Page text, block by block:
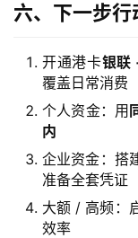
六、下一步行
开通港卡银联
覆盖日常消费
个人资金：用
内
企业资金：搭
准备全套凭证
大额 / 高频：
效率